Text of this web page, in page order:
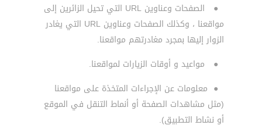
●
الصفحات وعناوين URL التي تحيل الزائرين إلى
مواقعنا ، وكذلك الصفحات وعناوين URL التي يغادر
الزوار إليها بمجرد مغادرتهم مواقعنا.
●
مواعيد و أوقات الزيارات لمواقعنا.
● معلومات عن الإجراءات المتخذة على مواقعنا
(مثل مشاهدات الصفحة أو أنماط التنقل في الموقع
أو نشاط التطبيق).